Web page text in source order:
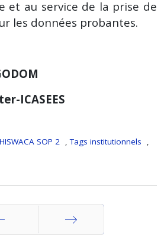
et au service de la prise de
les données probantes.
ICASEES
HISWACA SOP 2 ,Tags institutionnels
,